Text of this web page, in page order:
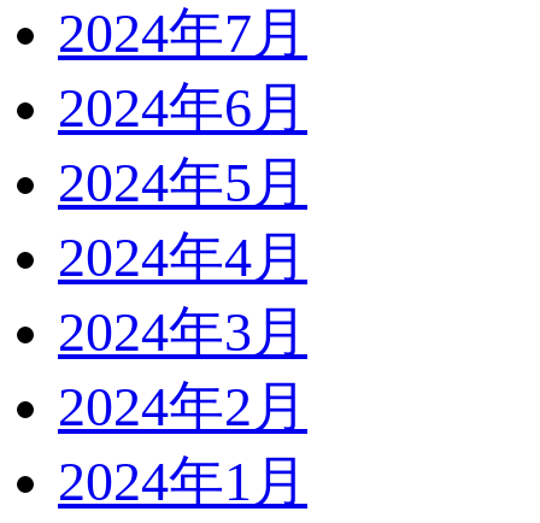
2024年7月
2024年6月
2024年5月
2024年4月
2024年3月
2024年2月
2024年1月